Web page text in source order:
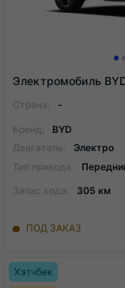
Электромобиль
Страна: -
Бренд:
BYD
Двигатель:
Электро
Тип привода:
Запас хода:
305 км
ПОД ЗАКАЗ
Хэтчбек